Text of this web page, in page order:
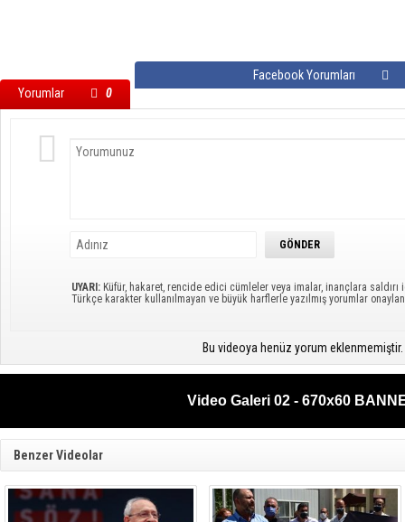
Yorumlar 0
Facebook Yorumları
UYARI: Küfür, hakaret, rencide edici cümleler veya imalar, inançlara saldırı
Türkçe karakter kullanılmayan ve büyük harflerle yazılmış yorumlar
Bu videoya henüz yorum eklenmemiştir.
Video Galeri 02 - 670x60
Benzer Videolar